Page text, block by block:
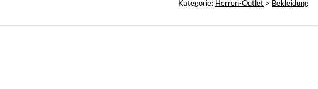
Kategorie: Herren-Outlet > Bekleidung